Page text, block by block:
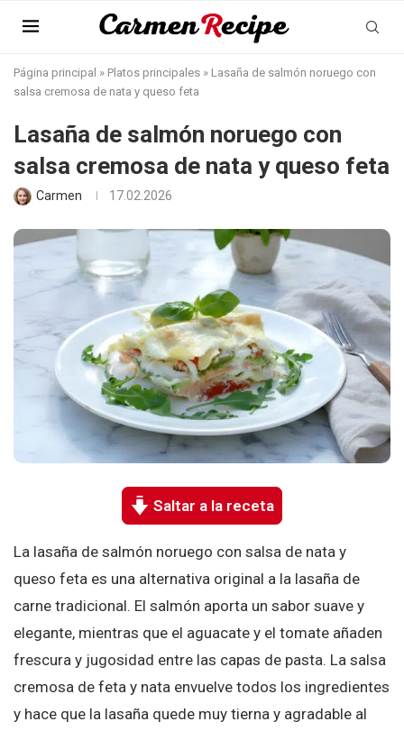
Página principal » Platos principales » Lasaña de salmón noruego con
salsa cremosa de nata y queso feta
Lasaña de salmón noruego con
salsa cremosa de nata y queso feta
Carmen 17.02.2026
Saltar a la receta
La lasaña de salmón noruego con salsa de nata y
queso feta es una alternativa original a la lasaña de
carne tradicional. El salmón aporta un sabor suave y
elegante, mientras que el aguacate y el tomate añaden
frescura y jugosidad entre las capas de pasta. La salsa
cremosa de feta y nata envuelve todos los ingredientes
y hace que la lasaña quede muy tierna y agradable al